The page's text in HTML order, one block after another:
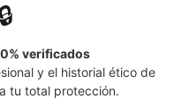
verificados
y el historial ético de
tu total protección.